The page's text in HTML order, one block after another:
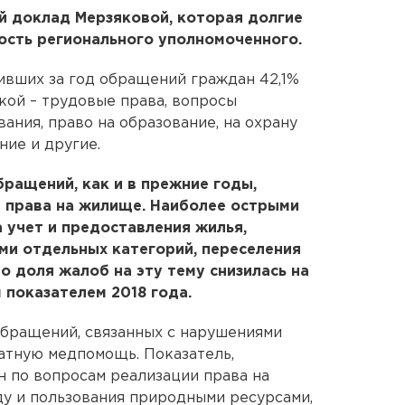
Мерзяковой, которая долгие
регионального уполномоченного.
за год обращений граждан 42,1%
– трудовые права, вопросы
право на образование, на охрану
и другие.
как и в прежние годы,
права на жилище. Наиболее острыми
и предоставления жилья,
отдельных категорий, переселения
доля жалоб на эту тему снизилась на
2018 года.
связанных с нарушениями
медпомощь. Показатель,
вопросам реализации права на
пользования природными ресурсами,